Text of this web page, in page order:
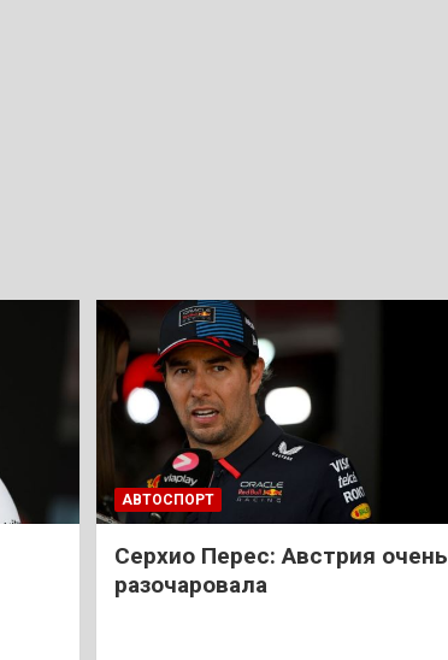
АВТОСПОРТ
Cерхио Перес: Австрия очень
разочаровала